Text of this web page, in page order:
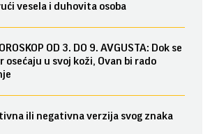
vesela i duhovita osoba
OD 3. DO 9. AVGUSTA: Dok se
osećaju u svoj koži, Ovan bi rado
ili negativna verzija svog znaka